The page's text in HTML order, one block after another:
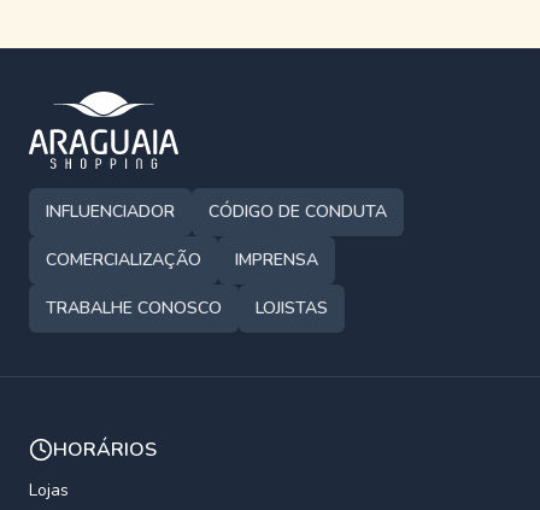
INFLUENCIADOR CÓDIGO DE CONDUTA
COMERCIALIZAÇÃO IMPRENSA
TRABALHE CONOSCO LOJISTAS
HORÁRIOS
Lojas